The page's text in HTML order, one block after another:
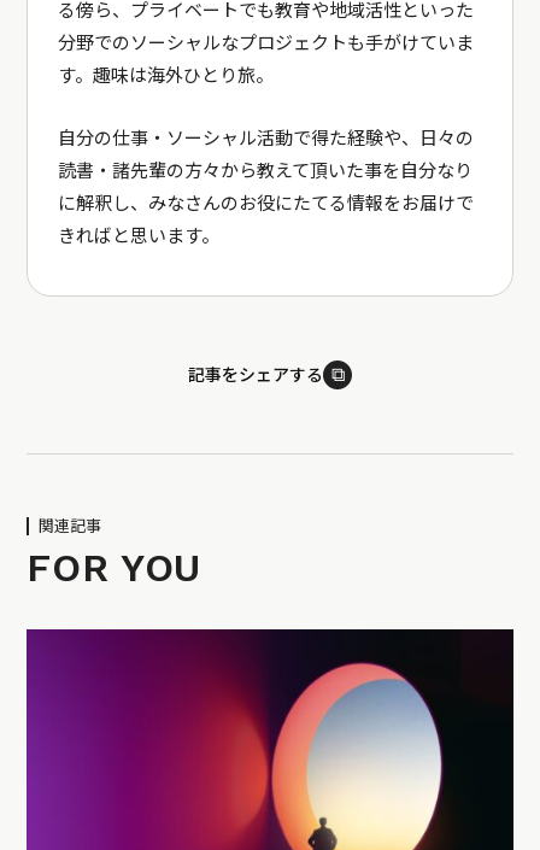
る傍ら、プライベートでも教育や地域活性といった
分野でのソーシャルなプロジェクトも手がけていま
す。趣味は海外ひとり旅。
自分の仕事・ソーシャル活動で得た経験や、日々の
読書・諸先輩の方々から教えて頂いた事を自分なり
に解釈し、みなさんのお役にたてる情報をお届けで
きればと思います。
記事をシェアする ⧉
関連記事
FOR YOU